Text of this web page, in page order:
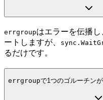
errgroupはエラーを伝播
ートしますが、
るだけです。
errgroupで1つのゴルーチン